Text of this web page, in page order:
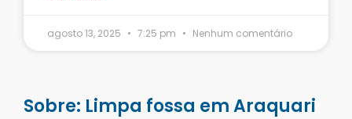
agosto 13, 2025 7:25 pm Nenhum comentário
Sobre: Limpa fossa em Araquari